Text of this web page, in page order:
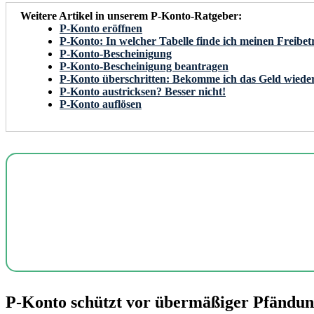
Weitere Artikel in unserem P-Konto-Ratgeber:
P-Konto eröffnen
P-Konto: In welcher Tabelle finde ich meinen
P-Konto-Bescheinigung
P-Konto-Bescheinigung beantragen
P-Konto überschritten: Bekomme ich das Geld
P-Konto austricksen? Besser nicht!
P-Konto auflösen
P-Konto schützt vor übermäßiger